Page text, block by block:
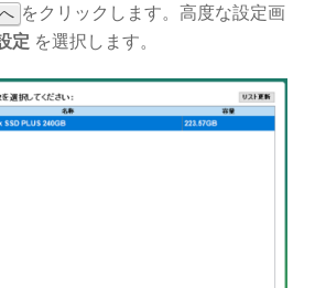
をクリックします。高度な設定画
定 を選択します。